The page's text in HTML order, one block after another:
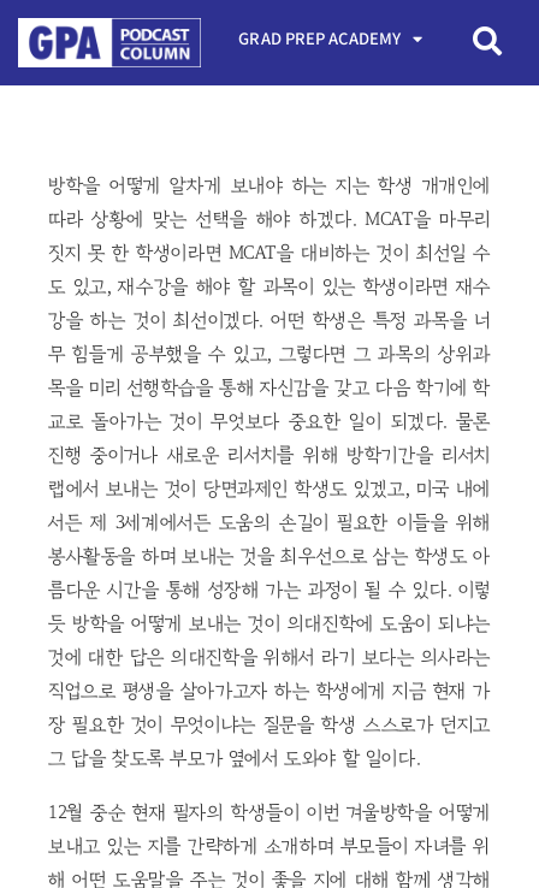
GRAD PREP ACADEMY
방학을 어떻게 알차게 보내야 하는 지는 학생 개개인에
따라 상황에 맞는 선택을 해야 하겠다. MCAT을 마무리
짓지 못 한 학생이라면 MCAT을 대비하는 것이 최선일 수
도 있고, 재수강을 해야 할 과목이 있는 학생이라면 재수
강을 하는 것이 최선이겠다. 어떤 학생은 특정 과목을 너
무 힘들게 공부했을 수 있고, 그렇다면 그 과목의 상위과
목을 미리 선행학습을 통해 자신감을 갖고 다음 학기에 학
교로 돌아가는 것이 무엇보다 중요한 일이 되겠다. 물론
진행 중이거나 새로운 리서치를 위해 방학기간을 리서치
랩에서 보내는 것이 당면과제인 학생도 있겠고, 미국 내에
서든 제 3세계에서든 도움의 손길이 필요한 이들을 위해
봉사활동을 하며 보내는 것을 최우선으로 삼는 학생도 아
름다운 시간을 통해 성장해 가는 과정이 될 수 있다. 이렇
듯 방학을 어떻게 보내는 것이 의대진학에 도움이 되냐는
것에 대한 답은 의대진학을 위해서 라기 보다는 의사라는
직업으로 평생을 살아가고자 하는 학생에게 지금 현재 가
장 필요한 것이 무엇이냐는 질문을 학생 스스로가 던지고
그 답을 찾도록 부모가 옆에서 도와야 할 일이다.
12월 중순 현재 필자의 학생들이 이번 겨울방학을 어떻게
보내고 있는 지를 간략하게 소개하며 부모들이 자녀를 위
해 어떤 도움말을 주는 것이 좋을 지에 대해 함께 생각해